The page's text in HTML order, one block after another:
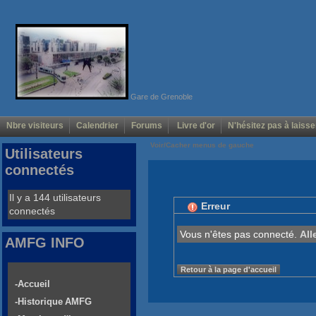
Gare de Grenoble
Nbre visiteurs Calendrier Forums Livre d'or N'hésitez pas à
Voir/Cacher menus de gauche
Erreur
Vous n'êtes pas connecté.
Retour à la page d'accueil
Utilisateurs
connectés
Il y a 144 utilisateurs
connectés
AMFG INFO
-Accueil
-Historique AMFG